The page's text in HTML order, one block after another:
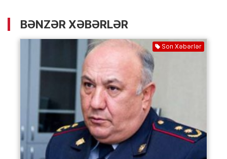
BƏNZƏR XƏBƏRLƏR
Son Xəbərlər